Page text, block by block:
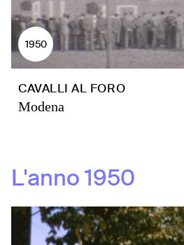
1950
CAVALLI AL FORO
Modena
L'anno1950